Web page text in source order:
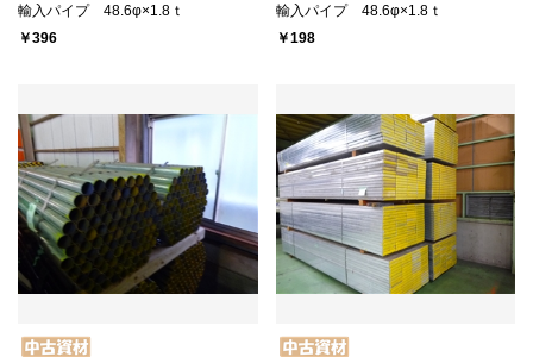
輸入パイプ 48.6φ×1.8ｔ
￥396
輸入パイプ 48.6φ×1.8ｔ
￥198